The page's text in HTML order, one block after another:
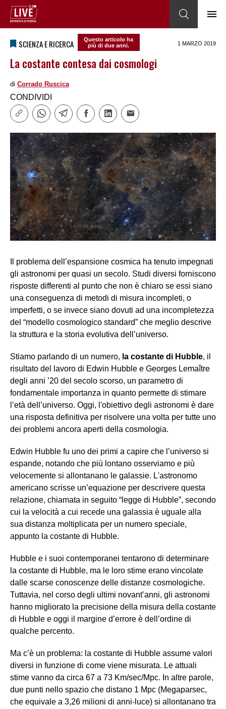
SCIENZA E RICERCA
Questo articolo ha
più di due anni.
1 MARZO 2019
La costante contesa dai cosmologi
di Corrado Ruscica
CONDIVIDI
Il problema dell’espansione cosmica ha tenuto impegnati
gli astronomi per quasi un secolo. Studi diversi forniscono
risposte differenti al punto che non è chiaro se essi siano
una conseguenza di metodi di misura incompleti, o
imperfetti, o se invece siano dovuti ad una incompletezza
del “modello cosmologico standard” che meglio descrive
la struttura e la storia evolutiva dell’universo.
Stiamo parlando di un numero, la costante di Hubble, il
risultato del lavoro di Edwin Hubble e Georges Lemaître
degli anni ’20 del secolo scorso, un parametro di
fondamentale importanza in quanto permette di stimare
l’età dell’universo. Oggi, l'obiettivo degli astronomi è dare
una risposta definitiva per risolvere una volta per tutte uno
dei problemi ancora aperti della cosmologia.
Edwin Hubble fu uno dei primi a capire che l’universo si
espande, notando che più lontano osserviamo e più
velocemente si allontanano le galassie. L'astronomo
americano scrisse un’equazione per descrivere questa
relazione, chiamata in seguito “legge di Hubble”, secondo
cui la velocità a cui recede una galassia è uguale alla
sua distanza moltiplicata per un numero speciale,
appunto la costante di Hubble.
Hubble e i suoi contemporanei tentarono di determinare
la costante di Hubble, ma le loro stime erano vincolate
dalle scarse conoscenze delle distanze cosmologiche.
Tuttavia, nel corso degli ultimi novant’anni, gli astronomi
hanno migliorato la precisione della misura della costante
di Hubble e oggi il margine d’errore è dell’ordine di
qualche percento.
Ma c’è un problema: la costante di Hubble assume valori
diversi in funzione di come viene misurata. Le attuali
stime vanno da circa 67 a 73 Km/sec/Mpc. In altre parole,
due punti nello spazio che distano 1 Mpc (Megaparsec,
che equivale a 3,26 milioni di anni-luce) si allontanano tra